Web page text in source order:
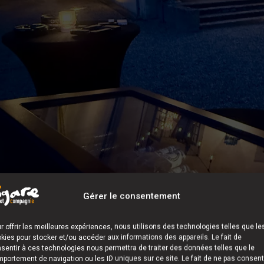
Gérer le consentement
offrir les meilleures expériences, nous utilisons des technologies telles que
pour stocker et/ou accéder aux informations des appareils. Le fait de
à ces technologies nous permettra de traiter des données telles que le
de navigation ou les ID uniques sur ce site. Le fait de ne pas